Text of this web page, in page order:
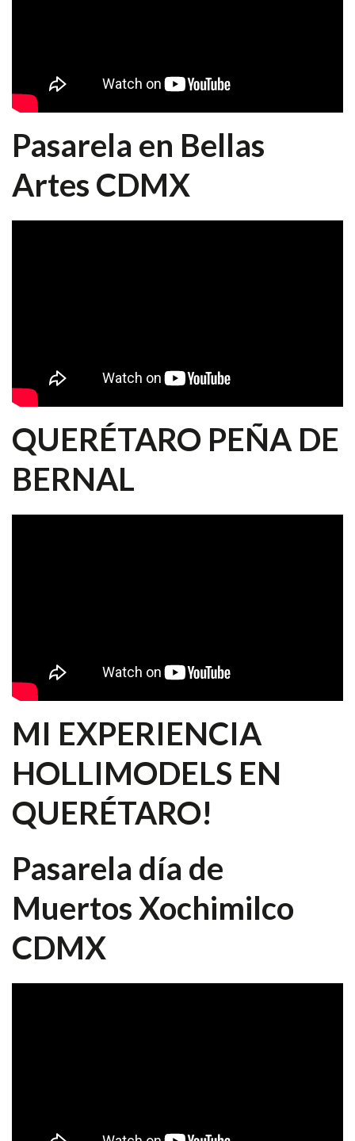
Pasarela en Bellas
Artes CDMX
QUERÉTARO PEÑA DE
BERNAL
MI EXPERIENCIA
HOLLIMODELS EN
QUERÉTARO!
Pasarela día de
Muertos Xochimilco
CDMX